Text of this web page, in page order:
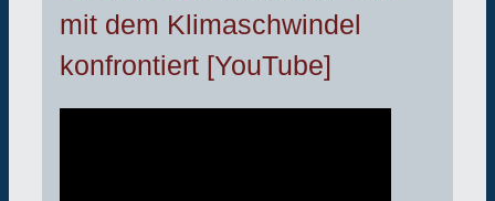
mit dem Klimaschwindel
konfrontiert [YouTube]